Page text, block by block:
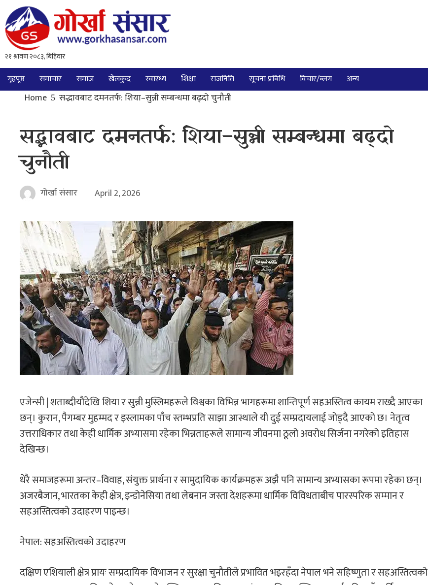
गृहपृष्ठ समाचार समाज खेलकुद स्वास्थ्य शिक्षा राजनिति सूचना प्रबिधि विचार/ब्लग अन्य
Home सद्भावबाट दमनतर्फ: शिया–सुन्नी सम्बन्धमा बढ्दो चुनौती
सद्भावबाट दमनतर्फ: शिया–सुन्नी सम्बन्धमा बढ्दो
चुनौती
गोर्खा संसार April 2, 2026
एजेन्सी | शताब्दीयौंदेखि शिया र सुन्नी मुस्लिमहरूले विश्वका विभिन्न भागहरूमा शान्तिपूर्ण सहअस्तित्व कायम राख्दै आएका
छन्। कुरान, पैगम्बर मुहम्मद र इस्लामका पाँच स्तम्भप्रति साझा आस्थाले यी दुई सम्प्रदायलाई जोड्दै आएको छ। नेतृत्व
उत्तराधिकार तथा केही धार्मिक अभ्यासमा रहेका भिन्नताहरूले सामान्य जीवनमा ठूलो अवरोध सिर्जना नगरेको इतिहास
देखिन्छ।
धेरै समाजहरूमा अन्तर–विवाह, संयुक्त प्रार्थना र सामुदायिक कार्यक्रमहरू अझै पनि सामान्य अभ्यासका रूपमा रहेका छन्।
अजरबैजान, भारतका केही क्षेत्र, इन्डोनेसिया तथा लेबनान जस्ता देशहरूमा धार्मिक विविधताबीच पारस्परिक सम्मान र
सहअस्तित्वको उदाहरण पाइन्छ।
नेपाल: सहअस्तित्वको उदाहरण
दक्षिण एशियाली क्षेत्र प्रायः सम्प्रदायिक विभाजन र सुरक्षा चुनौतीले प्रभावित भइरहँदा नेपाल भने सहिष्णुता र सहअस्तित्वको